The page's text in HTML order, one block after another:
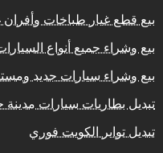
بيع قطع غيار طباخات وأفران
بيع وشراء جميع أنواع
بيع وشراء سيارات جديد
تبديل بطاريات سيارات مدينة
تبديل تواير الكويت فوري